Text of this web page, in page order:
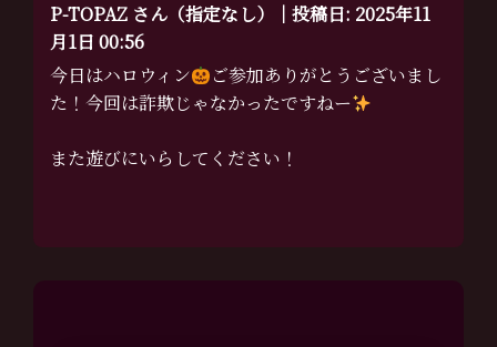
P-TOPAZ さん（指定なし）｜投稿日: 2025年11
月1日 00:56
今日はハロウィン
ご参加ありがとうございまし
た！今回は詐欺じゃなかったですねー
また遊びにいらしてください！